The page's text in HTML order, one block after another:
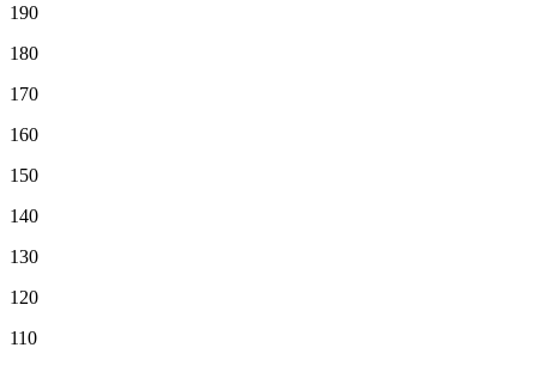
190
180
170
160
150
140
130
120
110